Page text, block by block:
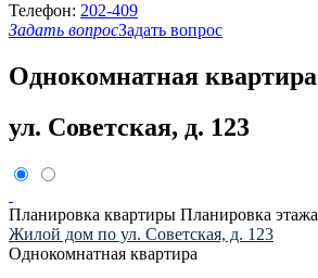
Телефон: 202-409
Задать вопросЗадать вопрос
Однокомнатная квартира
ул. Советская, д. 123
Планировка квартиры Планировка этажа
Жилой дом по ул. Советская, д. 123
Однокомнатная квартира